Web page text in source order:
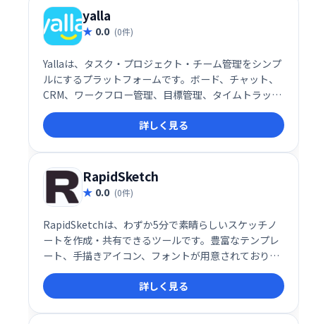
yalla
0.0 (0件)
Yallaは、タスク・プロジェクト・チーム管理をシンプ
ルにするプラットフォームです。ボード、チャット、
CRM、ワークフロー管理、目標管理、タイムトラッキ
ング、ガントチャートなど、必要な機能を網羅。直感
的な操作性で、チームの生産性向上と円滑な連携を実
現します。
詳しく見る
RapidSketch
0.0 (0件)
RapidSketchは、わずか5分で素晴らしいスケッチノ
ートを作成・共有できるツールです。豊富なテンプレ
ート、手描きアイコン、フォントが用意されており、
簡単にSketchnoteを作成できます。アイデアの可視
化や会議の記録などに最適です。
詳しく見る